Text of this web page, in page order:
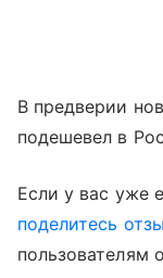
В предверии
подешевел в
Если у вас уже
поделитесь
пользователям